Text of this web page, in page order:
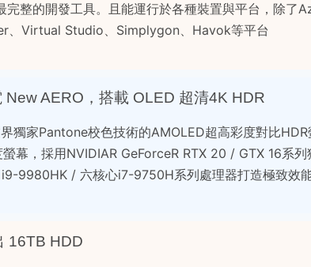
完整的開發工具。且能運行於各種裝置與平台，除了
、Virtual Studio、Simplygon、Havok等平台
New AERO，搭載 OLED 超清4K HDR
獨家Pantone校色技術的AMOLED超高彩度對比
幕，採用NVIDIAR GeForceR RTX 20 / GTX 16系
9980HK / 六核心i7-9750H系列處理器打造極致效
16TB HDD